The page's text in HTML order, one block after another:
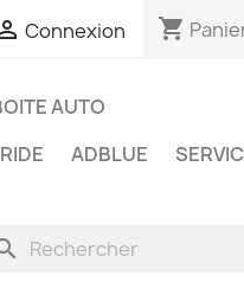
Connexion shopping_cart
AUTO
ADBLUE